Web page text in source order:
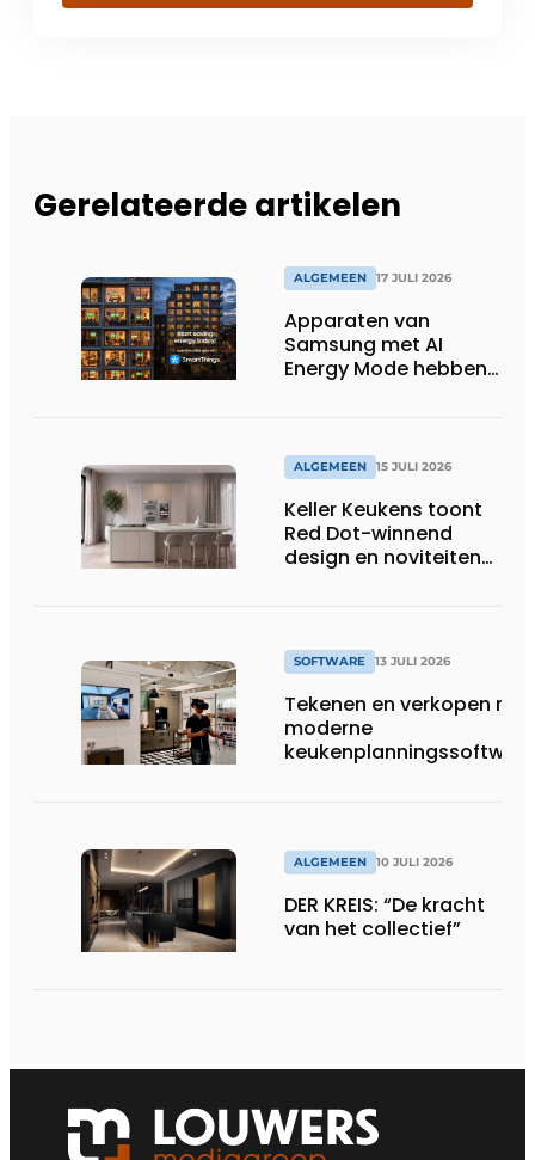
Gerelateerde artikelen
ALGEMEEN 17 JULI 2026
Apparaten van
Samsung met AI
Energy Mode hebben
huishoudens, wat
overeenkomt met het
wassen van 22.023.110
voetbalshirts
ALGEMEEN 15 JULI 2026
Keller Keukens toont
Red Dot-winnend
design en noviteiten
SOFTWARE 13 JULI 2026
Tekenen en verkopen met
moderne
keukenplanningssoftware
ALGEMEEN 10 JULI 2026
DER KREIS: “De kracht
van het collectief”